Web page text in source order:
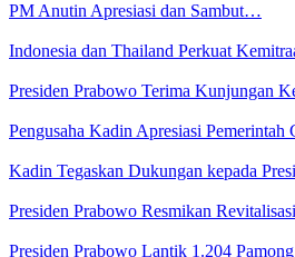
PM Anutin Apresiasi dan Sambut…
Indonesia dan Thailand Perkuat
Presiden Prabowo Terima Kunjungan
Pengusaha Kadin Apresiasi
Kadin Tegaskan Dukungan kepada
Presiden Prabowo Resmikan
Presiden Prabowo Lantik 1.204